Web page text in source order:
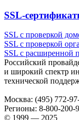
SSL-
SSL с проверкой
SSL с проверкой
SSL с расширенной
Российский
и широкий спектр
технической
Москва: (495) 772-
Регионы: 8-800-200-
© 1999 — 2025